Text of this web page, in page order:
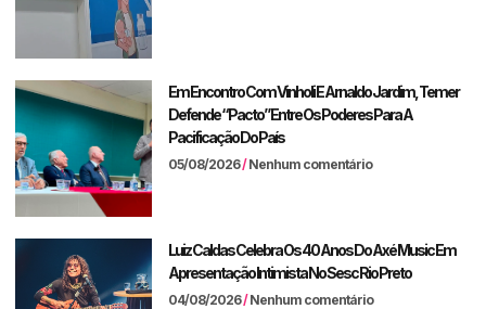
Em Encontro Com Vinholi E Arnaldo Jardim, Temer
Defende “pacto” Entre Os Poderes Para A
Pacificação Do País
05/08/2026 Nenhum comentário
Luiz Caldas Celebra Os 40 Anos Do Axé Music Em
Apresentação Intimista No Sesc Rio Preto
04/08/2026 Nenhum comentário